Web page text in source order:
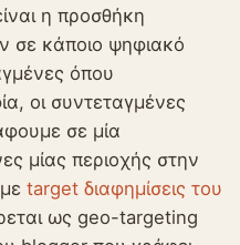
η προσθήκη
σε κάποιο ψηφιακό
όπου
οι συντεταγμένες
σε μία
μίας περιοχής στην
target διαφημίσεις του
ως geo-targeting